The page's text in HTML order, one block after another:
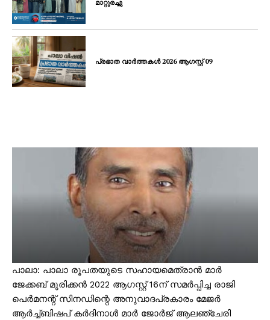
മാറ്റുരച്ചു
പ്രഭാത വാർത്തകൾ 2026 ആഗസ്റ്റ് 09
പാലാ: പാലാ രൂപതയുടെ സഹായമെത്രാൻ മാർ
ജേക്കബ് മുരിക്കൻ 2022 ആഗസ്റ്റ് 16ന് സമർപ്പിച്ച രാജി
പെർമനന്റ് സിനഡിന്റെ അനുവാദപ്രകാരം മേജർ
ആർച്ച്ബിഷപ് കർദിനാൾ മാർ ജോർജ് ആലഞ്ചേരി